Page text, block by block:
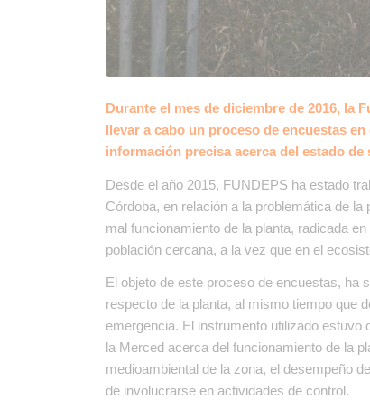
Durante el mes de diciembre de 2016, la
llevar a cabo un proceso de encuestas
información precisa acerca del estado
Desde el año 2015, FUNDEPS ha estado
Córdoba, en relación a la problemática de
mal funcionamiento de la planta, radicada
población cercana, a la vez que en el
El objeto de este proceso de encuestas, ha
respecto de la planta, al mismo tiempo que
emergencia. El instrumento utilizado
la Merced acerca del funcionamiento de la
medioambiental de la zona, el desempeño
de involucrarse en actividades de control.